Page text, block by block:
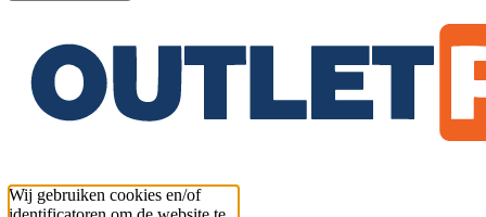
Wij gebruiken cookies en/of